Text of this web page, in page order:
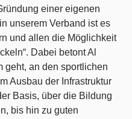
einer eigenen
unserem Verband ist es
und allen die Möglichkeit
Dabei betont Al
geht, an den sportlichen
Ausbau der Infrastruktur
Basis, über die Bildung
bis hin zu guten